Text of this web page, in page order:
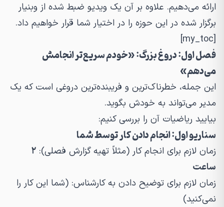
ارائه می‌دهیم. علاوه بر آن یک ویدیو ضبط شده از وبنیار
برگزار شده در این حوزه را در اختیار شما قرار خواهیم داد.
[my_toc]
فصل اول: دروغ بزرگ: «خودم سریع‌تر انجامش
می‌دهم»
این جمله، خطرناک‌ترین و فریبنده‌ترین دروغی است که یک
مدیر می‌تواند به خودش بگوید.
بیایید ریاضیات آن را بررسی کنیم:
سناریو اول: انجام دادن کار توسط شما
زمان لازم برای انجام کار (مثلاً تهیه گزارش فصلی): ۲
ساعت
زمان لازم برای توضیح دادن به کارشناس: (شما این کار را
نمی‌کنید)